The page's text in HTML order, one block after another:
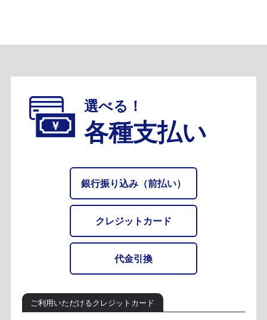
選べる！
各種支払い
銀行振り込み（前払い）
クレジットカード
代金引換
ご利用いただけるクレジットカード